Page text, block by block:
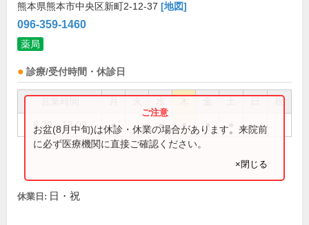
熊本県熊本市中央区新町2-12-37 [地図]
096-359-1460
薬局
診療/受付時間・休診日
祝
8:30～18:00 ● ● ● ●
お盆(8月中旬)は休診・休業の場合があります。来院前
に必ず医療機関に直接ご確認ください。
×閉じる
休業日: 日・祝